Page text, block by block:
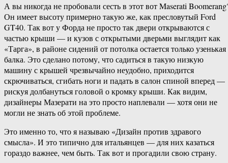
А вы никогда не пробовали сесть в этот вот Maserati
Он имеет высоту примерно такую же, как пресловутый Ford
GT40. Так вот у Форда не просто так двери открываются с
частью крыши — и кузов с открытыми дверьми выглядит как
«Тарга», в районе сидений от потолка остается только узенькая
балка. Это сделано потому, что садиться в такую низкую
машину с крышей чрезвычайно неудобно, приходится
скрючиваться, сгибать ноги и падать в салон спиной вперед —
рискуя долбануться головой о кромку крыши. Как видим,
дизайнеры Мазерати на это просто наплевали — хотя они не
могли не знать об этой проблеме.
Это именно то, что я называю «Дизайн против здравого
смысла». И это типично для итальянцев — для них казаться
гораздо важнее, чем быть. Так вот и прогадили свою страну.